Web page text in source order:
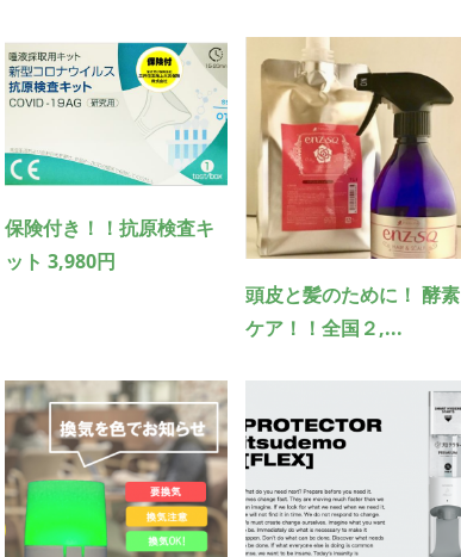
保険付き！！抗原検査キ
ット 3,980円
頭皮と髪のために！ 酵素
ケア！！全国２,...